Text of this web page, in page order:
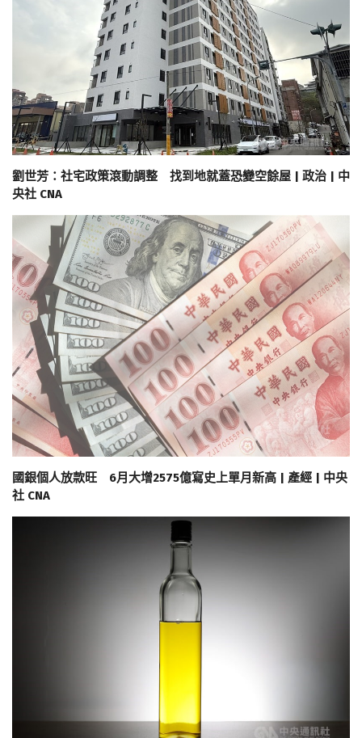
劉世芳：社宅政策滾動調整 找到地就蓋恐變空餘屋 | 政治 | 中
央社 CNA
國銀個人放款旺 6月大增2575億寫史上單月新高 | 產經 | 中央
社 CNA